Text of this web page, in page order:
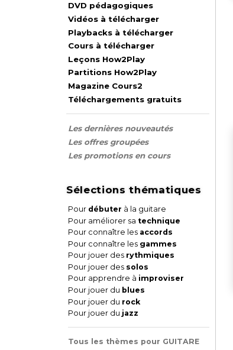
DVD pédagogiques
Vidéos à télécharger
Playbacks à télécharger
Cours à télécharger
Leçons How2Play
Partitions How2Play
Magazine Cours2
Téléchargements gratuits
Les dernières nouveautés
Les offres groupées
Les promotions en cours
Sélections thématiques
Pour débuter à la guitare
Pour améliorer sa technique
Pour connaître les accords
Pour connaître les gammes
Pour jouer des rythmiques
Pour jouer des solos
Pour apprendre à improviser
Pour jouer du blues
Pour jouer du rock
Pour jouer du jazz
Tous les thèmes pour GUITARE